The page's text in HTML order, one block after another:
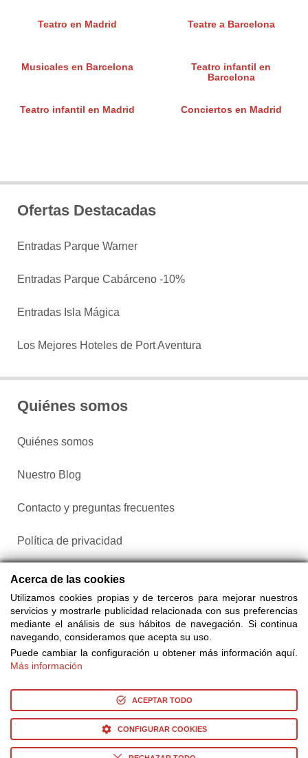
Teatro en Madrid Teatre a Barcelona
Musicales en Barcelona
Teatro infantil en
Barcelona
Teatro infantil en Madrid Conciertos en Madrid
Ofertas Destacadas
Entradas Parque Warner
Entradas Parque Cabárceno -10%
Entradas Isla Mágica
Los Mejores Hoteles de Port Aventura
Quiénes somos
Quiénes somos
Nuestro Blog
Contacto y preguntas frecuentes
Política de privacidad
Configurar cookies
de 25 proveedores
© Copyright 2014-2026 Ociocultura Network SL. - All Rights
Reserved
Acerca de las cookies
Utilizamos cookies propias y de terceros para mejorar nuestros
servicios y mostrarle publicidad relacionada con sus preferencias
mediante el análisis de sus hábitos de navegación. Si continua
navegando, consideramos que acepta su uso.
Puede cambiar la configuración u obtener más información aquí.
Más información
ACEPTAR TODO
CONFIGURAR COOKIES